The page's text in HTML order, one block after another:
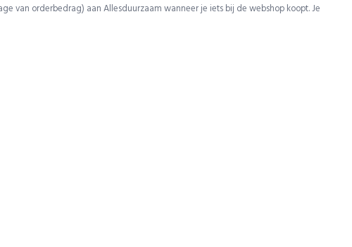
van orderbedrag) aan Allesduurzaam wanneer je iets bij de webshop koopt. Je